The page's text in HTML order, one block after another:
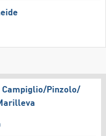
Campiglio/​Pinzolo/​